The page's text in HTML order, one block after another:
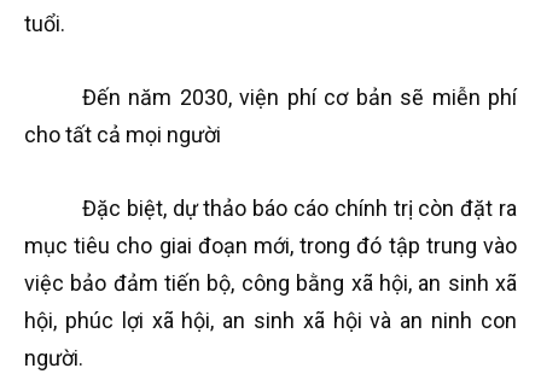
tuổi.
Đến năm 2030, viện phí cơ bản sẽ miễn phí
cho tất cả mọi người
Đặc biệt, dự thảo báo cáo chính trị còn đặt ra
mục tiêu cho giai đoạn mới, trong đó tập trung vào
việc bảo đảm tiến bộ, công bằng xã hội, an sinh xã
hội, phúc lợi xã hội, an sinh xã hội và an ninh con
người.